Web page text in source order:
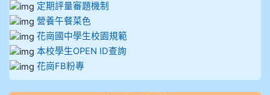
定期評量審題機制
營養午餐菜色
花崗國中學生校園規範
本校學生OPEN ID查詢
花崗FB粉專